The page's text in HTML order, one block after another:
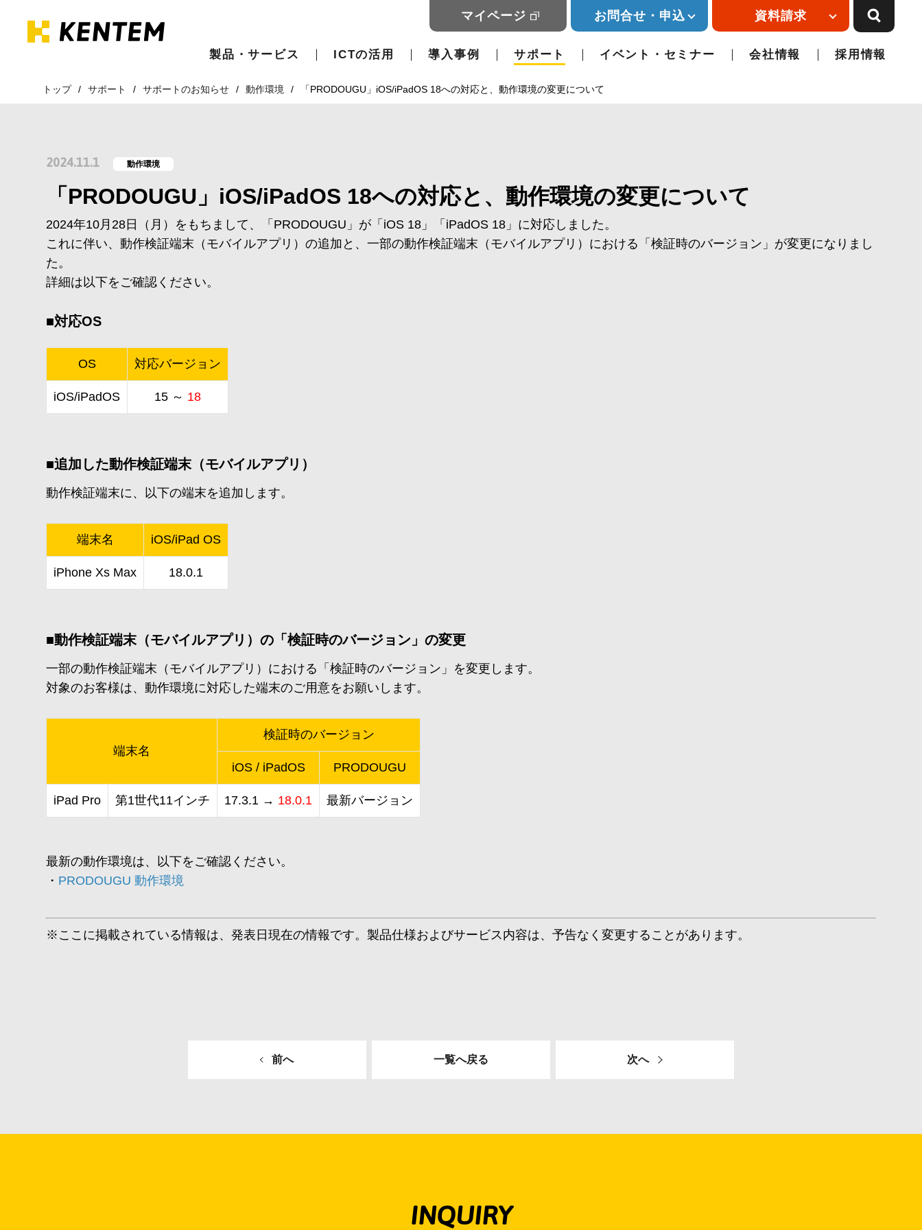
製品・サービス ICTの活用 導入事例 サポート イベント・セミナー 会社情報 採用情報
マイページ お問合せ・申込 資料請求
トップ サポート サポートのお知らせ 動作環境 「PRODOUGU」iOS/iPadOS 18への対応と、動作環境の変更について
2024.11.1 動作環境
「PRODOUGU」iOS/iPadOS 18への対応と、動作環境の変更について
2024年10月28日（月）をもちまして、「PRODOUGU」が「iOS 18」「iPadOS 18」に対応しました。
これに伴い、動作検証端末（モバイルアプリ）の追加と、一部の動作検証端末（モバイルアプリ）における「検証時のバージョン」が変更になりまし
た。
詳細は以下をご確認ください。
■対応OS
OS 対応バージョン
iOS/iPadOS 15 ～ 18
■追加した動作検証端末（モバイルアプリ）
動作検証端末に、以下の端末を追加します。
端末名 iOS/iPad OS
iPhone Xs Max 18.0.1
■動作検証端末（モバイルアプリ）の「検証時のバージョン」の変更
一部の動作検証端末（モバイルアプリ）における「検証時のバージョン」を変更します。
対象のお客様は、動作環境に対応した端末のご用意をお願いします。
端末名
検証時のバージョン
iOS / iPadOS PRODOUGU
iPad Pro 第1世代11インチ 17.3.1 → 18.0.1 最新バージョン
最新の動作環境は、以下をご確認ください。
・ PRODOUGU 動作環境
※ここに掲載されている情報は、発表日現在の情報です。製品仕様およびサービス内容は、予告なく変更することがあります。
前へ 一覧へ戻る 次へ
INQUIRY